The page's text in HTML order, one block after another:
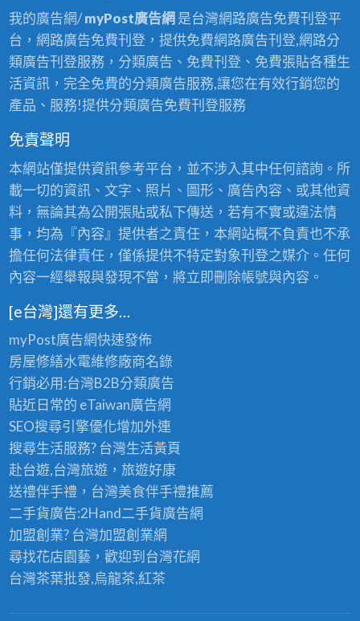
我的廣告網/myPost廣告網 是台灣網路廣告免費刊登平
台，網路廣告免費刊登，提供免費網路廣告刊登,網路分
類廣告刊登服務，分類廣告、免費刊登、免費張貼各種生
活資訊，完全免費的分類廣告服務,讓您在有效行銷您的
產品、服務!提供分類廣告免費刊登服務
免責聲明
本網站僅提供資訊參考平台，並不涉入其中任何諮詢。所
載一切的資訊、文字、照片、圖形、廣告內容、或其他資
料，無論其為公開張貼或私下傳送，若有不實或違法情
事，均為『內容』提供者之責任，本網站概不負責也不承
擔任何法律責任，僅係提供不特定對象刊登之媒介。任何
內容一經舉報與發現不當，將立即刪除帳號與內容。
[e台灣]還有更多…
myPost廣告網快速發佈
房屋修繕水電維修廠商名錄
行銷必用:台灣B2B分類廣告
貼近日常的 eTaiwan廣告網
SEO搜尋引擎優化增加外連
搜尋生活服務? 台灣生活黃頁
赴台遊,台灣旅遊，旅遊好康
送禮伴手禮，台灣美食伴手禮推薦
二手貨廣告:2Hand二手貨廣告網
加盟創業? 台灣加盟創業網
尋找花店園藝，歡迎到 台灣花網
台灣茶葉批發,烏龍茶,紅茶